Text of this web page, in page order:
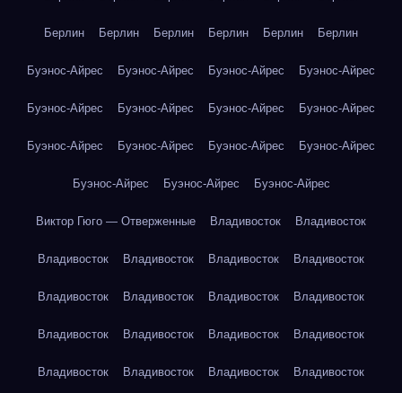
Берлин Берлин Берлин Берлин Берлин Берлин
Буэнос-Айрес Буэнос-Айрес Буэнос-Айрес Буэнос-Айрес
Буэнос-Айрес Буэнос-Айрес Буэнос-Айрес Буэнос-Айрес
Буэнос-Айрес Буэнос-Айрес Буэнос-Айрес Буэнос-Айрес
Буэнос-Айрес Буэнос-Айрес Буэнос-Айрес
Виктор Гюго — Отверженные Владивосток Владивосток
Владивосток Владивосток Владивосток Владивосток
Владивосток Владивосток Владивосток Владивосток
Владивосток Владивосток Владивосток Владивосток
Владивосток Владивосток Владивосток Владивосток